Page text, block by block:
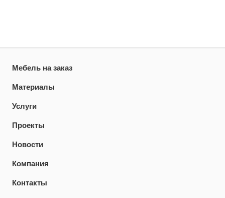
Мебель на заказ
Материалы
Услуги
Проекты
Новости
Компания
Контакты